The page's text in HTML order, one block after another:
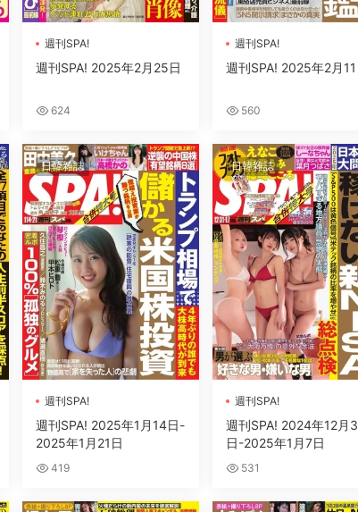
週刊SPA!
週刊SPA! 2025年2月25日
624
週刊SPA!
週刊SPA! 2025年2月
560
日韓雜誌
週刊SPA!
週刊SPA! 2025年1月14日-
2025年1月21日
419
日韓雜誌
週刊SPA!
週刊SPA! 2024年12月
日-2025年1月7日
531